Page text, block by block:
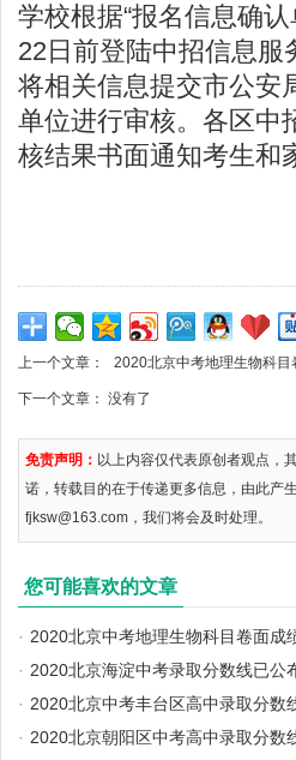
学校根据“报名信息确
22日前登陆中招信息
将相关信息提交市公安
单位进行审核。各区中
核结果书面通知考生和
上一个文章： 2020北京中考地理生物科目
下一个文章： 没有了
免责声明： 以上内容仅代表原创者观点，
诺，转载目的在于传递更多信息，由此产
fjksw@163.com，我们将会及时处理。
您可能喜欢的文章
· 2020北京中考地理生物科目卷面成
· 2020北京海淀中考录取分数线已公
· 2020北京中考丰台区高中录取分数
· 2020北京朝阳区中考高中录取分数